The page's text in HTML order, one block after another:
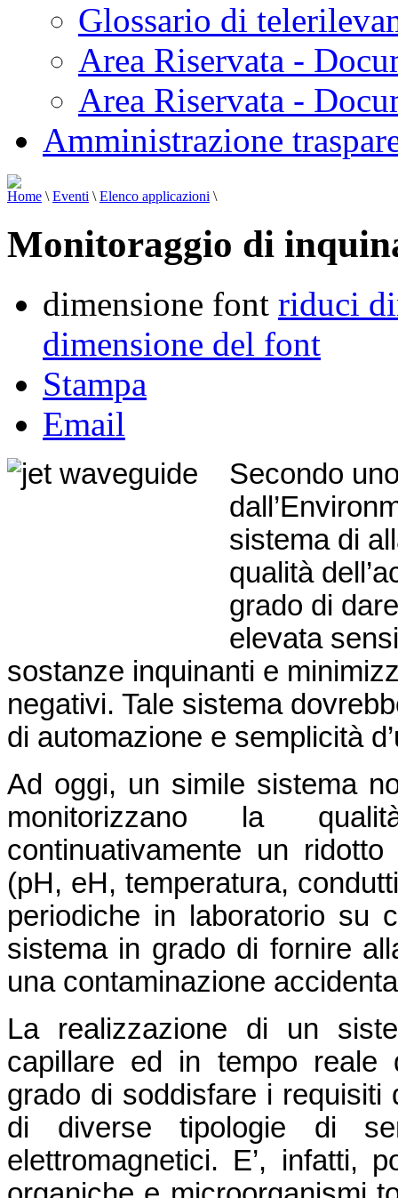
Glossario di
Area Riservata -
Area Riservata -
Amministrazione
Home \ Eventi \ Elenco applicazioni \
Monitoraggio di
dimensione font riduci
dimensione del font
Stampa
Email
Secondo
sistema di
qualità
grado di
elevata
sostanze inquinanti e
negativi. Tale sistema
di automazione e semplicità
Ad oggi, un simile sistema
monitorizzano la
continuativamente un
(pH, eH, temperatura,
periodiche in laboratorio su
sistema in grado di fornire
una contaminazione
La realizzazione di un
capillare ed in tempo reale
grado di soddisfare i requisiti
di diverse tipologie di
elettromagnetici. E’, infatti,